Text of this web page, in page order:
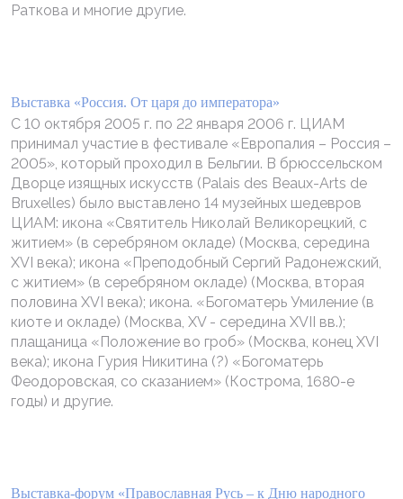
Раткова и многие другие.
Выставка «Россия. От царя до императора»
С 10 октября 2005 г. по 22 января 2006 г. ЦИАМ
принимал участие в фестивале «Европалия – Россия –
2005», который проходил в Бельгии. В брюссельском
Дворце изящных искусств (Palais des Beaux-Arts de
Bruxelles) было выставлено 14 музейных шедевров
ЦИАМ: икона «Святитель Николай Великорецкий, с
житием» (в серебряном окладе) (Москва, середина
XVI века); икона «Преподобный Сергий Радонежский,
с житием» (в серебряном окладе) (Москва, вторая
половина XVI века); икона. «Богоматерь Умиление (в
киоте и окладе) (Москва, XV - середина XVII вв.);
плащаница «Положение во гроб» (Москва, конец XVI
века); икона Гурия Никитина (?) «Богоматерь
Феодоровская, со сказанием» (Кострома, 1680-е
годы) и другие.
Выставка-форум «Православная Русь – к Дню народного